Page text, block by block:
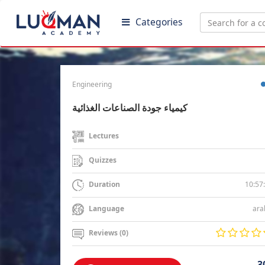
Categories
Engineering
كيمياء جودة الصناعات الغذائية
Lectures
Quizzes
Duration
Language
Reviews (0)